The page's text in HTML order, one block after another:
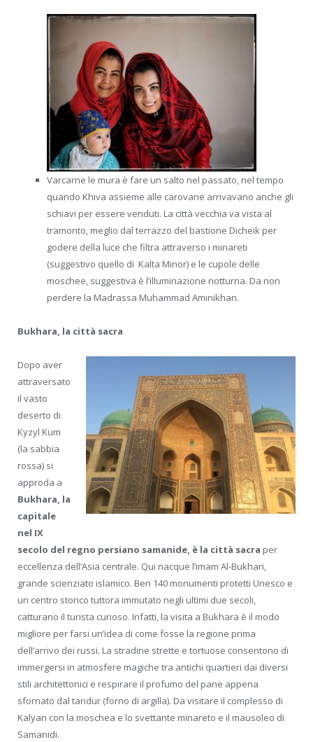
Varcarne le mura è fare un salto nel passato, nel tempo
quando Khiva assieme alle carovane arrivavano anche gli
schiavi per essere venduti. La città vecchia va vista al
tramonto, meglio dal terrazzo del bastione Dicheik per
godere della luce che filtra attraverso i minareti
(suggestivo quello di Kalta Minor) e le cupole delle
moschee, suggestiva è l’illuminazione notturna. Da non
perdere la Madrassa Muhammad Aminikhan.
Bukhara, la città sacra
Dopo aver
attraversato
il vasto
deserto di
Kyzyl Kum
(la sabbia
rossa) si
approda a
Bukhara, la
capitale
nel IX
secolo del regno persiano samanide, è la città sacra per
eccellenza dell’Asia centrale. Qui nacque l’imam Al-Bukhari,
grande scienziato islamico. Ben 140 monumenti protetti Unesco e
un centro storico tuttora immutato negli ultimi due secoli,
catturano il turista curioso. Infatti, la visita a Bukhara è il modo
migliore per farsi un’idea di come fosse la regione prima
dell’arrivo dei russi. La stradine strette e tortuose consentono di
immergersi in atmosfere magiche tra antichi quartieri dai diversi
stili architettonici e respirare il profumo del pane appena
sfornato dal tandur (forno di argilla). Da visitare il complesso di
Kalyan con la moschea e lo svettante minareto e il mausoleo di
Samanidi.